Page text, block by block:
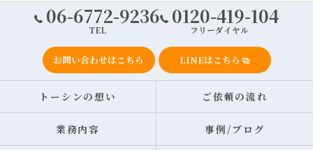
06-6772-9236
TEL
0120-419-104
フリーダイヤル
お問い合わせはこちら LINEはこちら
トーシンの想い ご依頼の流れ
業務内容 事例/ブログ